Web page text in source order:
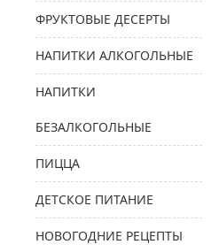
ФРУКТОВЫЕ ДЕСЕРТЫ
НАПИТКИ АЛКОГОЛЬНЫЕ
НАПИТКИ
БЕЗАЛКОГОЛЬНЫЕ
ПИЦЦА
ДЕТСКОЕ ПИТАНИЕ
НОВОГОДНИЕ РЕЦЕПТЫ